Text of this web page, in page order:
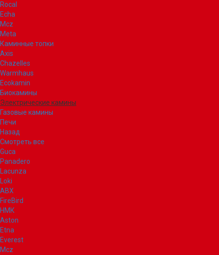
Rocal
Echa
Mcz
Meta
Каминные топки
Axis
Chazelles
Warmhaus
Ecokamin
Биокамины
Электрические камины
Газовые камины
Печи
Назад
Смотреть все
Guca
Panadero
Lacunza
Loki
ABX
FireBird
НМК
Aston
Etna
Everest
Mcz